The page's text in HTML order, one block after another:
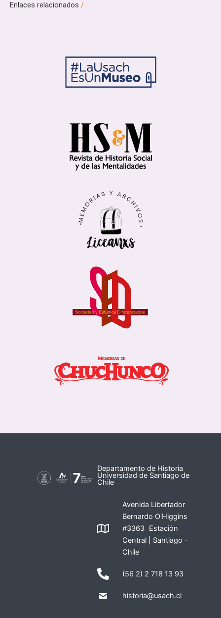
Enlaces relacionados /
Departamento de Historia
Universidad de Santiago de
Chile
Avenida Libertador
Bernardo O'Higgins
#3363 Estación
Central | Santiago -
Chile
(56 2) 2 718 13 93
historia@usach.cl